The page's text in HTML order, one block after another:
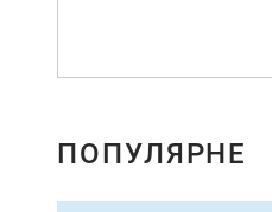
ПОПУЛЯРНЕ